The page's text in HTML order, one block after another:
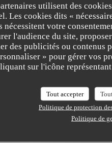
utilisent des
Les cookies dits «
votre
l'audience du site,
des publicités ou contenus
» pour gérer vos
sur l'icône
Tout accepter
Politique de protection
Politique de
où se côtoyaient nombre de personnalités
mais également les fameux Apaches,
aussi été le nom d’un restaurant de la rue
favoris des montmartrois. Le chef André
bien le lieu et quand, en 2013,
aujourd’hui réputé comme l’une des